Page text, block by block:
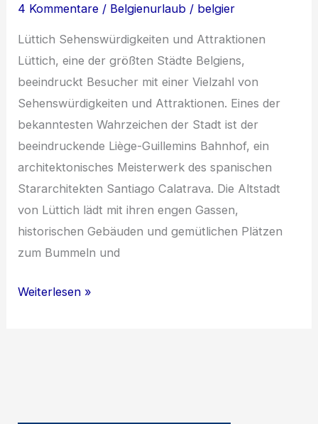
4 Kommentare / Belgienurlaub / belgier
Lüttich Sehenswürdigkeiten und Attraktionen
Lüttich, eine der größten Städte Belgiens,
beeindruckt Besucher mit einer Vielzahl von
Sehenswürdigkeiten und Attraktionen. Eines der
bekanntesten Wahrzeichen der Stadt ist der
beeindruckende Liège-Guillemins Bahnhof, ein
architektonisches Meisterwerk des spanischen
Stararchitekten Santiago Calatrava. Die Altstadt
von Lüttich lädt mit ihren engen Gassen,
historischen Gebäuden und gemütlichen Plätzen
zum Bummeln und
Entdecke
Weiterlesen »